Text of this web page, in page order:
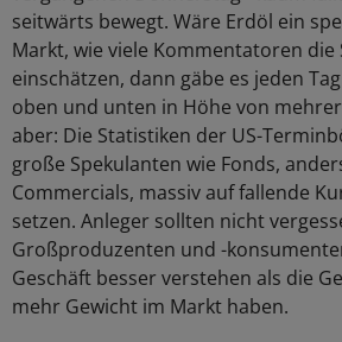
seitwärts bewegt. Wäre Erdöl ein
Markt, wie viele Kommentatoren die
einschätzen, dann gäbe es jeden
oben und unten in Höhe von
aber: Die Statistiken der US-
große Spekulanten wie Fonds,
Commercials, massiv auf fallende
setzen. Anleger sollten nicht
Großproduzenten und -
Geschäft besser verstehen als die
mehr Gewicht im Markt haben.